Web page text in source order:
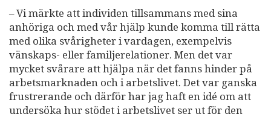
– Vi märkte att individen tillsammans med sina
anhöriga och med vår hjälp kunde komma till rätta
med olika svårigheter i vardagen, exempelvis
vänskaps- eller familjerelationer. Men det var
mycket svårare att hjälpa när det fanns hinder på
arbetsmarknaden och i arbetslivet. Det var ganska
frustrerande och därför har jag haft en idé om att
undersöka hur stödet i arbetslivet ser ut för den